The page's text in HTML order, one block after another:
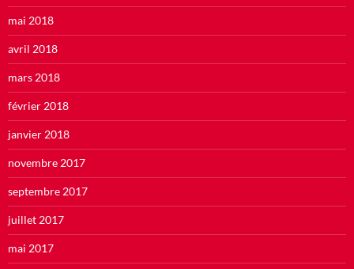
mai 2018
avril 2018
mars 2018
février 2018
janvier 2018
novembre 2017
septembre 2017
juillet 2017
mai 2017